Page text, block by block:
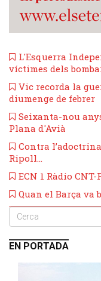
L'Esquerra
víctimes dels
Vic recorda la
diumenge de febrer
​Seixanta-nou
Plana d'Avià
Contra
Ripoll...
​ECN 1 Ràdio
Quan el Barça va
EN PORTADA